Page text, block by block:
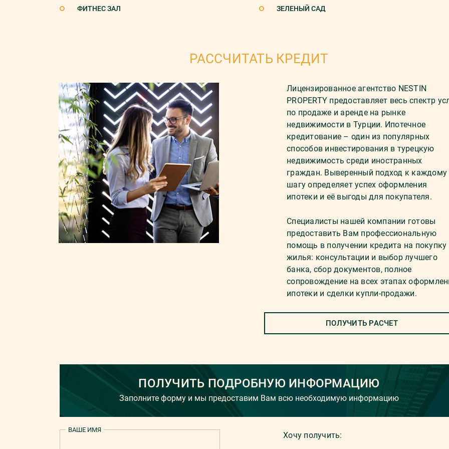
ФИТНЕС ЗАЛ ЗЕЛЕНЫЙ САД
РАССЧИТАТЬ КРЕДИТ
Лицензированное агентство NESTIN
PROPERTY предоставляет весь спектр
по продаже и аренде на рынке
недвижимости в Турции. Ипотечное
кредитование – один из популярных
способов инвестирования в турецкую
недвижимость среди иностранных
граждан. Выверенный подход к каждому
шагу определяет успех оформления
ипотеки и её выгоды для покупателя.
Специалисты нашей компании готовы
предоставить Вам профессиональную
помощь в получении кредита на покупку
жилья: консультации и выбор лучшего
банка, сбор документов, полное
сопровождение на всех этапах
ипотеки и сделки купли-продажи.
ПОЛУЧИТЬ РАСЧЕТ
ПОЛУЧИТЬ ПОДРОБНУЮ ИНФОРМАЦИЮ
Заполните форму и мы предоставим Вам всю необходимую информацию
ВАШЕ ИМЯ
Хочу получить: